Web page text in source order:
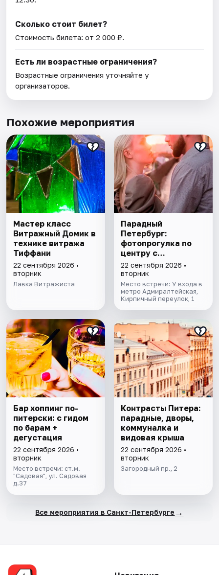
Сколько стоит билет?
Стоимость билета: от 2 000 ₽.
Есть ли возрастные ограничения?
Возрастные ограничения уточняйте у
организаторов.
Похожие мероприятия
Мастер класс
Витражный Домик в
технике витража
Тиффани
22 сентября 2026 •
вторник
Лавка Витражиста
Парадный
Петербург:
фотопрогулка по
центру с
профессиональным
фотографом
22 сентября 2026 •
вторник
Место встречи: У входа в
метро Адмиралтейская,
Кирпичный переулок, 1
Бар хоппинг по-
питерски: с гидом
по барам +
дегустация
22 сентября 2026 •
вторник
Место встречи: ст.м.
"Садовая", ул. Садовая
д.37
Контрасты Питера:
парадные, дворы,
коммуналка и
видовая крыша
22 сентября 2026 •
вторник
Загородный пр., 2
Все мероприятия в Санкт-Петербурге →